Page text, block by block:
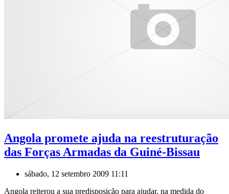
Angola promete ajuda na reestruturação
das Forças Armadas da Guiné-Bissau
sábado, 12 setembro 2009 11:11
Angola reiterou a sua predisposição para ajudar, na medida do